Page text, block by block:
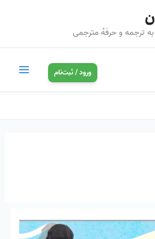
ترجمه و حرفه‌ٔ مترجمی
ورود / ثبت‌نام